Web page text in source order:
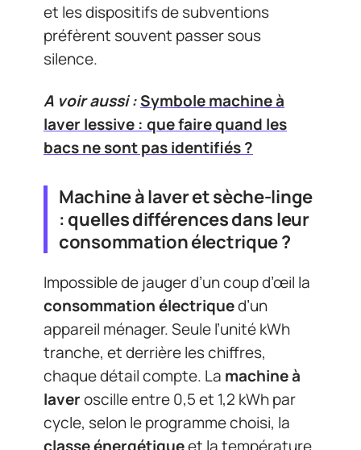
et les dispositifs de subventions
préfèrent souvent passer sous
silence.
A voir aussi :Symbole machine à
laver lessive : que faire quand les
bacs ne sont pas identifiés ?
Machine à laver et sèche-linge
: quelles différences dans leur
consommation électrique ?
Impossible de jauger d’un coup d’œil la
consommation électriqued’un
appareil ménager. Seule l’unité kWh
tranche, et derrière les chiffres,
chaque détail compte. La machine à
laveroscille entre 0,5 et 1,2 kWh par
cycle, selon le programme choisi, la